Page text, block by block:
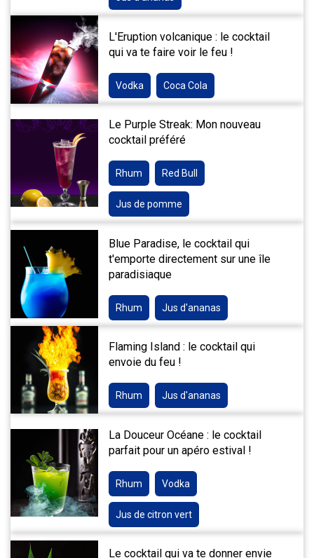
L'Eruption volcanique : le cocktail
qui va te faire voir le feu !
Vodka Coca Cola
Le Purple Streak: Mon nouveau
cocktail préféré
Rhum Red Bull
Jus de pomme
Blue Paradise, le cocktail qui
t'emporte directement sur une île
paradisiaque
Rhum Jus d'ananas
Flaming Island : le cocktail qui
envoie du feu !
Rhum Jus d'ananas
La Douceur Océane : le cocktail
parfait pour un apéro estival !
Rhum Vodka
Jus de citron vert
Le cocktail qui va te donner envie